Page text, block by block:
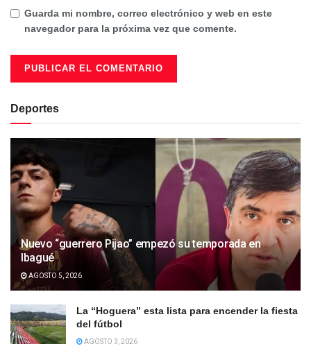
Guarda mi nombre, correo electrónico y web en este
navegador para la próxima vez que comente.
Deportes
Nuevo “guerrero Pijao” empezó su temporada en
Ibagué
AGOSTO 5, 2026
La “Hoguera” esta lista para encender la fiesta
del fútbol
AGOSTO 3, 2026